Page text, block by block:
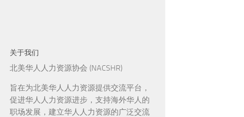
关于我们
北美华人人力资源协会 (NACSHR)
旨在为北美华人人力资源提供交流平台，
促进华人人力资源进步，支持海外华人的
职场发展，建立华人人力资源的广泛交流